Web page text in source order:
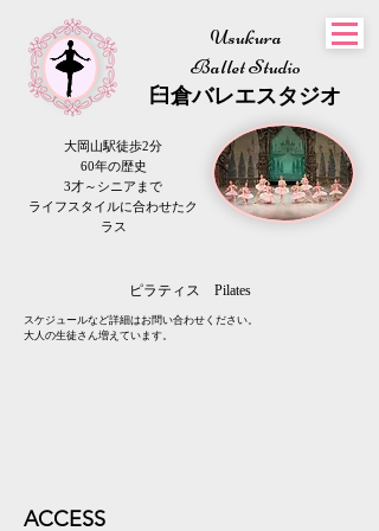
Usukura
Ballet Studio
​臼倉バレエスタジオ
大岡山駅徒歩2分
60年の歴史
3才～シニアまで
​ライフスタイルに合わせたク
ラス
​ピラティス Pilates
​スケジュールなど詳細はお問い合わせください。
大人の生徒さん増えています。
​ACCESS